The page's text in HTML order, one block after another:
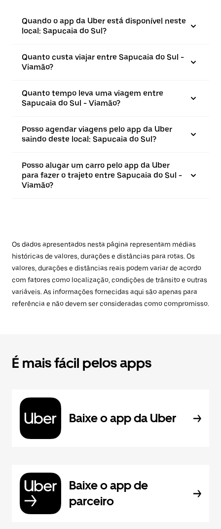
Quando o app da Uber está disponível neste
local: Sapucaia do Sul?
Quanto custa viajar entre Sapucaia do Sul -
Viamão?
Quanto tempo leva uma viagem entre
Sapucaia do Sul - Viamão?
Posso agendar viagens pelo app da Uber
saindo deste local: Sapucaia do Sul?
Posso alugar um carro pelo app da Uber
para fazer o trajeto entre Sapucaia do Sul -
Viamão?
Os dados apresentados nesta página representam médias
históricas de valores, durações e distâncias para rotas. Os
valores, durações e distâncias reais podem variar de acordo
com fatores como localização, condições de trânsito e outras
variáveis. As informações fornecidas aqui são apenas para
referência e não devem ser consideradas como compromisso.
É mais fácil pelos apps
Baixe o app da Uber
Baixe o app de
parceiro